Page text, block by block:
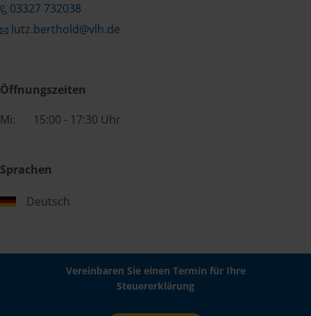
03327 732038
lutz.berthold@vlh.de
Öffnungszeiten
Mi:
15:00 - 17:30 Uhr
Sprachen
Deutsch
Vereinbaren Sie einen Termin für Ihre
Steuererklärung